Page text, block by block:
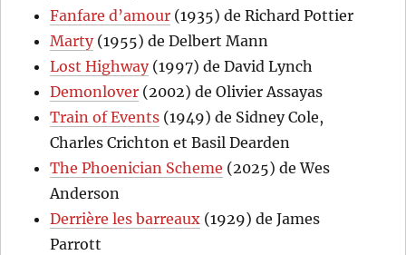
Fanfare d’amour (1935) de Richard Pottier
Marty(1955) de Delbert Mann
Lost Highway(1997) de David Lynch
Demonlover (2002) de Olivier Assayas
Train of Events (1949) de Sidney Cole,
Charles Crichton et Basil Dearden
The Phoenician Scheme (2025) de Wes
Anderson
Derrière les barreaux (1929) de James
Parrott